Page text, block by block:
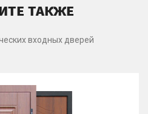
ТАКЖЕ
входных дверей